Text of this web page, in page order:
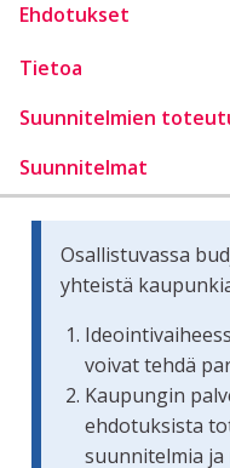
Ehdotukset
Tietoa
Suunnitelmien
Suunnitelmat
Osallistuvassa
yhteistä
voivat tehdä
Kaupungin
ehdotuksista
suunnitelmia ja